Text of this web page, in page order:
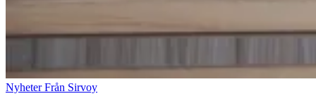
Nyheter Från Sirvoy